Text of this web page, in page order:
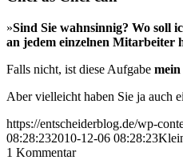
»Sind Sie wahnsinnig? Wo soll
an jedem einzelnen Mitarbeiter
Falls nicht, ist diese Aufgabe mein
Aber vielleicht haben Sie ja auch
https://entscheiderblog.de/wp-
08:28:232010-12-06 08:28:23
1 Kommentar